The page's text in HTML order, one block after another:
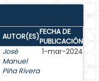
AUTOR(ES)FECHA DE
PUBLICACIÓN
José
Manuel
Piña Rivera
1-mar-2024